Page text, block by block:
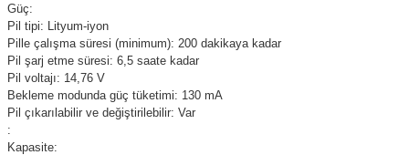
Güç:
Pil tipi: Lityum-iyon
Pille çalışma süresi (minimum): 200 dakikaya kadar
Pil şarj etme süresi: 6,5 saate kadar
Pil voltajı: 14,76 V
Bekleme modunda güç tüketimi: 130 mA
Pil çıkarılabilir ve değiştirilebilir: Var
:
Kapasite: